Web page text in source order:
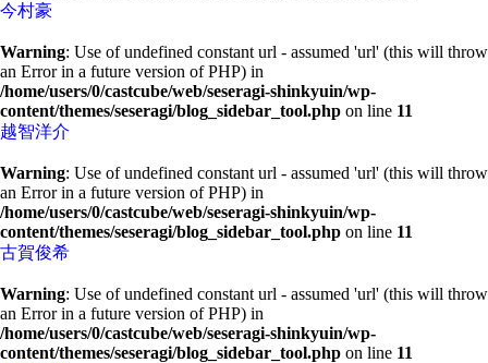
今村豪
Warning: Use of undefined constant url - assumed 'url' (this will throw
an Error in a future version of PHP) in
/home/users/0/castcube/web/seseragi-shinkyuin/wp-
content/themes/seseragi/blog_sidebar_tool.php on line 11
越智洋介
Warning: Use of undefined constant url - assumed 'url' (this will throw
an Error in a future version of PHP) in
/home/users/0/castcube/web/seseragi-shinkyuin/wp-
content/themes/seseragi/blog_sidebar_tool.php on line 11
古賀俊希
Warning: Use of undefined constant url - assumed 'url' (this will throw
an Error in a future version of PHP) in
/home/users/0/castcube/web/seseragi-shinkyuin/wp-
content/themes/seseragi/blog_sidebar_tool.php on line 11